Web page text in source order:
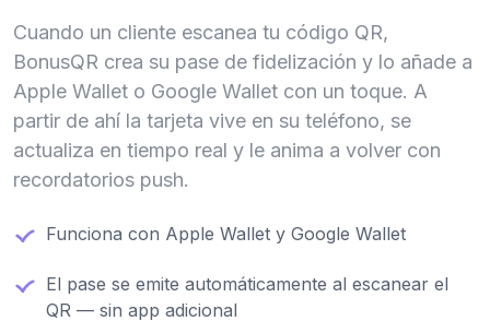
Cuando un cliente escanea tu código QR,
BonusQR crea su pase de fidelización y lo añade a
Apple Wallet o Google Wallet con un toque. A
partir de ahí la tarjeta vive en su teléfono, se
actualiza en tiempo real y le anima a volver con
recordatorios push.
Funciona con Apple Wallet y Google Wallet
El pase se emite automáticamente al escanear el
QR — sin app adicional